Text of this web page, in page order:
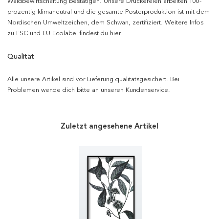
prozentig klimaneutral und die gesamte Posterproduktion ist mit dem
Nordischen Umweltzeichen, dem Schwan, zertifiziert. Weitere Infos
zu FSC und EU Ecolabel findest du hier.
Qualität
Alle unsere Artikel sind vor Lieferung qualitätsgesichert. Bei
Problemen wende dich bitte an unseren Kundenservice.
Zuletzt angesehene Artikel